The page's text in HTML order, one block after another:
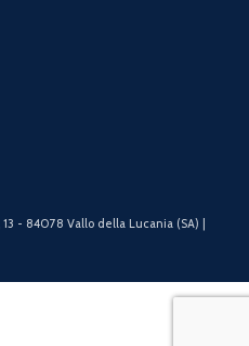
- 84078 Vallo della Lucania (SA) |